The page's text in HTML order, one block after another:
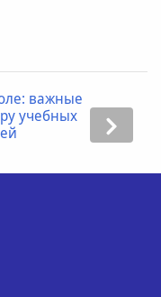
важные
учебных